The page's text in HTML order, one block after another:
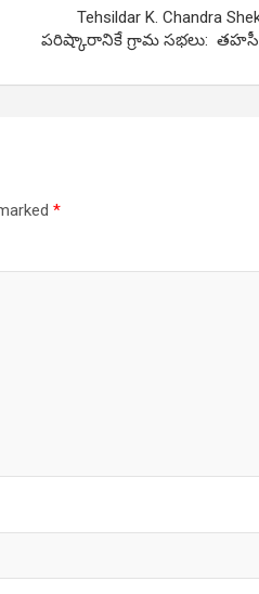
Tehsildar K. Chandra
ప‌రిష్కారానికే గ్రామ స‌భ‌లు:
*